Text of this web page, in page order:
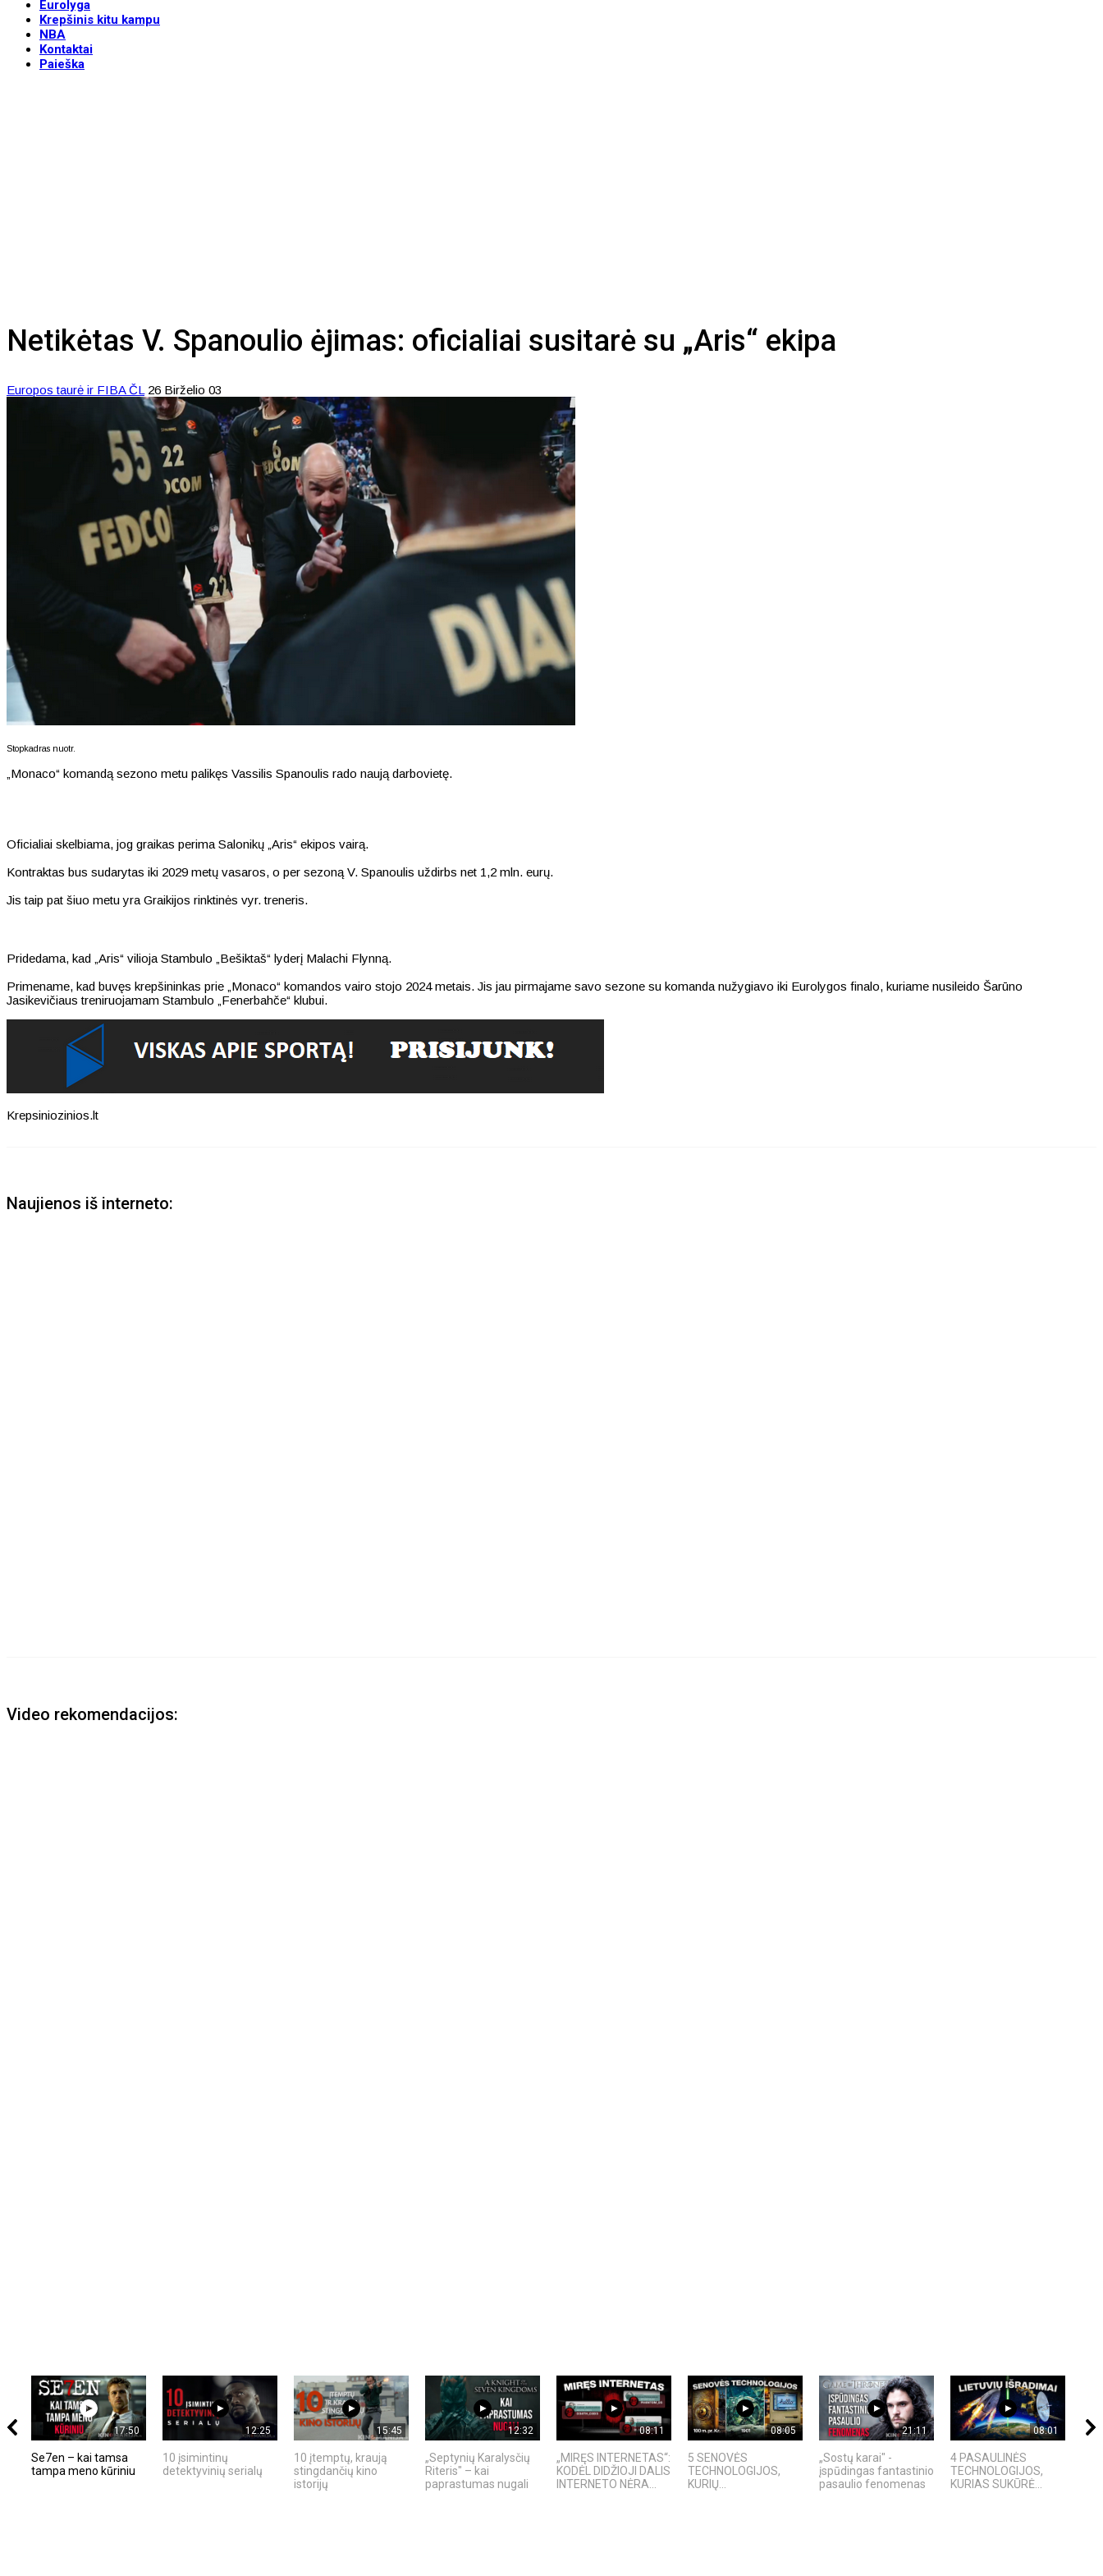
Eurolyga
Krepšinis kitu kampu
NBA
Kontaktai
Paieška
Netikėtas V. Spanoulio ėjimas: oficialiai susitarė su „Aris“ ekipa
Europos taurė ir FIBA ČL 26 Birželio 03
Stopkadras nuotr.
„Monaco“ komandą sezono metu palikęs Vassilis Spanoulis rado naują darbovietę.
Oficialiai skelbiama, jog graikas perima Salonikų „Aris“ ekipos vairą.
Kontraktas bus sudarytas iki 2029 metų vasaros, o per sezoną V. Spanoulis uždirbs net 1,2 mln. eurų.
Jis taip pat šiuo metu yra Graikijos rinktinės vyr. treneris.
Pridedama, kad „Aris“ vilioja Stambulo „Bešiktaš“ lyderį Malachi Flynną.
Primename, kad buvęs krepšininkas prie „Monaco“ komandos vairo stojo 2024 metais. Jis jau pirmajame savo sezone su komanda nužygiavo iki Eurolygos finalo, kuriame nusileido Šarūno
Jasikevičiaus treniruojamam Stambulo „Fenerbahče“ klubui.
Krepsiniozinios.lt
Naujienos iš interneto:
Video rekomendacijos:
17:50
Se7en – kai tamsa
tampa meno kūriniu
12:25
10 įsimintinų
detektyvinių serialų
15:45
10 įtemptų, kraują
stingdančių kino
istorijų
12:32
„Septynių Karalysčių
Riteris" – kai
paprastumas nugali
08:11
„MIRĘS INTERNETAS“:
KODĖL DIDŽIOJI DALIS
INTERNETO NĖRA...
08:05
5 SENOVĖS
TECHNOLOGIJOS,
KURIŲ...
21:11
„Sostų karai" -
įspūdingas fantastinio
pasaulio fenomenas
08:01
4 PASAULINĖS
TECHNOLOGIJOS,
KURIAS SUKŪRĖ...